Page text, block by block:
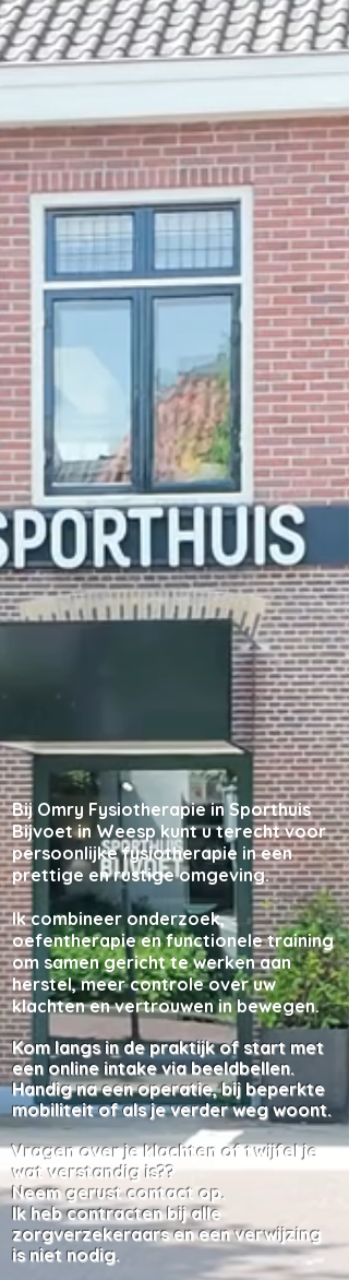
Bij Omry Fysiotherapie in Sporthuis
Bijvoet in Weesp kunt u terecht voor
persoonlijke fysiotherapie in een
prettige en rustige omgeving.
Ik combineer onderzoek,
oefentherapie en functionele training
om samen gericht te werken aan
herstel, meer controle over uw
klachten en vertrouwen in bewegen.
Kom langs in de praktijk of start met
een online intake via beeldbellen.
Handig na een operatie, bij beperkte
mobiliteit of als je verder weg woont.
Vragen over je klachten of twijfel je
wat verstandig is??
Neem gerust contact op.
Ik heb contracten bij alle
zorgverzekeraars en een verwijzing
is niet nodig.